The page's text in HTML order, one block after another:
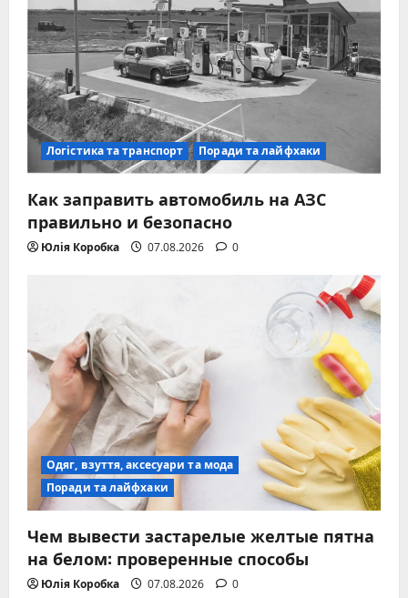
Логістика та транспорт Поради та лайфхаки
Как заправить автомобиль на АЗС
правильно и безопасно
Юлія Коробка 07.08.2026 0
Одяг, взуття, аксесуари та мода
Поради та лайфхаки
Чем вывести застарелые желтые пятна
на белом: проверенные способы
Юлія Коробка 07.08.2026 0